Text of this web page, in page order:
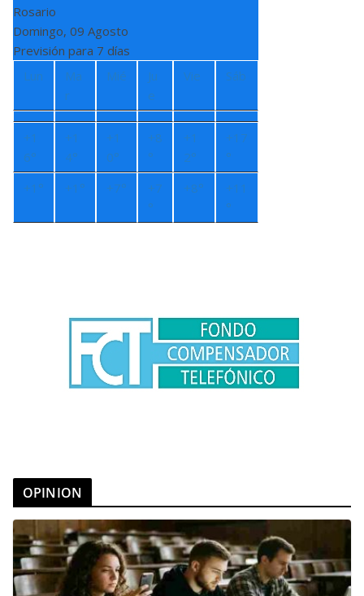
Rosario
Domingo, 09 Agosto
Previsión para 7 días
Lun
Ma
r
Mié
Ju
e
Vie Sáb
+1
6°
+1
4°
+1
0°
+8
°
+1
2°
+17
°
+1° +1° +7° +7
°
+8° +11
°
OPINION